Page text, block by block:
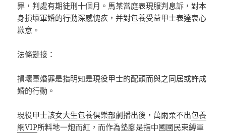
罪，判處有期徒刑十個月。馬某當庭表現服判息訴，對本
身損壞軍婚的行動深感愧疚，并對包養受益甲士表達衷心
歉意。
法條鏈接：
損壞軍婚罪是指明知是現役甲士的配頭而與之同居或許成
婚的行動。
現役甲士該女大生包養俱樂部劇播出後，萬雨柔不出包養
網VIP所料地一炮而紅，而作為墊腳是指中國國民束縛軍